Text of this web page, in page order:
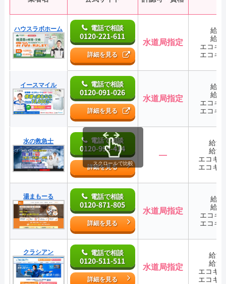
ハウスラボホーム 電話で相談
0120-221-611
詳細を見る
水道局指定
給
給
エコキ
エコキ
イースマイル 電話で相談
0120-091-026
詳細を見る
水道局指定
給
給
エコキ
エコキ
水の救急士 電話で相談
0120-995-414
詳細を見る
―
給湯
給湯
エコキ
エコキ
湯まもーる 電話で相談
0120-871-805
詳細を見る
水道局指定
給
給
エコキ
エコキ
クラシアン 電話で相談
0120-511-511
詳細を見る
水道局指定
給湯
給湯
エコキ
エコキ
スクロールで比較